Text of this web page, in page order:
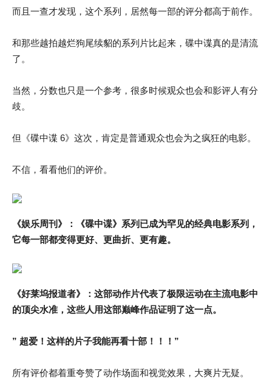
而且一查才发现，这个系列，居然每一部的评分都高于前作。
和那些越拍越烂狗尾续貂的系列片比起来，碟中谍真的是清流
了。
当然，分数也只是一个参考，很多时候观众也会和影评人有分
歧。
但《碟中谍 6》这次，肯定是普通观众也会为之疯狂的电影。
不信，看看他们的评价。
《娱乐周刊》：《碟中谍》系列已成为罕见的经典电影系列，
它每一部都变得更好、更曲折、更有趣。
《好莱坞报道者》：这部动作片代表了极限运动在主流电影中
的顶尖水准，这些人用这部巅峰作品证明了这一点。
” 超爱！这样的片子我能再看十部！！！”
所有评价都着重夸赞了动作场面和视觉效果，大爽片无疑。